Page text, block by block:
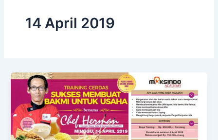
14 April 2019